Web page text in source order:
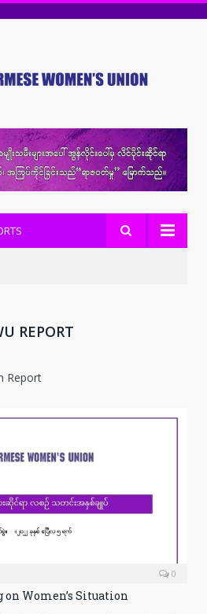
REPORT
Report
0
Women’s Situation